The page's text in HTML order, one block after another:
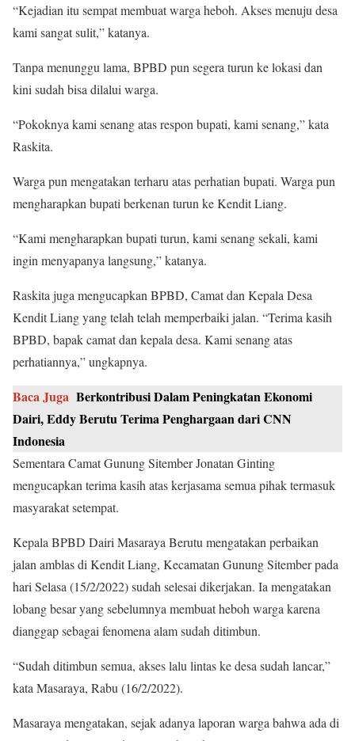
“Kejadian itu sempat membuat warga heboh. Akses menuju desa
kami sangat sulit,” katanya.
Tanpa menunggu lama, BPBD pun segera turun ke lokasi dan
kini sudah bisa dilalui warga.
“Pokoknya kami senang atas respon bupati, kami senang,” kata
Raskita.
Warga pun mengatakan terharu atas perhatian bupati. Warga pun
mengharapkan bupati berkenan turun ke Kendit Liang.
“Kami mengharapkan bupati turun, kami senang sekali, kami
ingin menyapanya langsung,” katanya.
Raskita juga mengucapkan BPBD, Camat dan Kepala Desa
Kendit Liang yang telah telah memperbaiki jalan. “Terima kasih
BPBD, bapak camat dan kepala desa. Kami senang atas
perhatiannya,” ungkapnya.
Baca Juga Berkontribusi Dalam Peningkatan Ekonomi
Dairi, Eddy Berutu Terima Penghargaan dari CNN
Indonesia
Sementara Camat Gunung Sitember Jonatan Ginting
mengucapkan terima kasih atas kerjasama semua pihak termasuk
masyarakat setempat.
Kepala BPBD Dairi Masaraya Berutu mengatakan perbaikan
jalan amblas di Kendit Liang, Kecamatan Gunung Sitember pada
hari Selasa (15/2/2022) sudah selesai dikerjakan. Ia mengatakan
lobang besar yang sebelumnya membuat heboh warga karena
dianggap sebagai fenomena alam sudah ditimbun.
“Sudah ditimbun semua, akses lalu lintas ke desa sudah lancar,”
kata Masaraya, Rabu (16/2/2022).
Masaraya mengatakan, sejak adanya laporan warga bahwa ada di